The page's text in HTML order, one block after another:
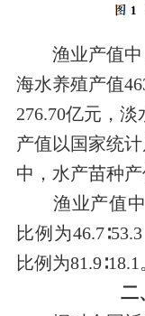
渔业产值中
海水养殖产值
276.70亿元，
产值以国家统
中，水产苗种产
渔业产值
比例为
比例为81.9∶18.1
二